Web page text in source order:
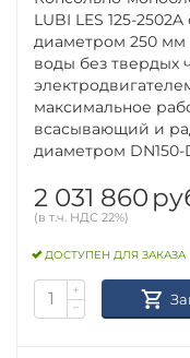
LUBI LES 125-
диаметром 250 мм
воды без твердых
максимальное
всасывающий и
диаметром DN150-
2 031 860
(в т.ч. НДС 22%)
ДОСТУПЕН ДЛЯ ЗАКАЗА
+
−